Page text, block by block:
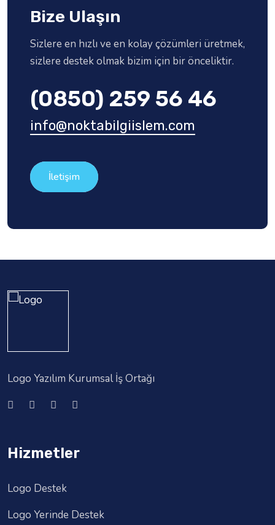
Bize Ulaşın
Sizlere en hızlı ve en kolay çözümleri üretmek,
sizlere destek olmak bizim için bir önceliktir.
(0850) 259 56 46
info@noktabilgiislem.com
İletişim
Logo Yazılım Kurumsal İş Ortağı
Hizmetler
Logo Destek
Logo Yerinde Destek